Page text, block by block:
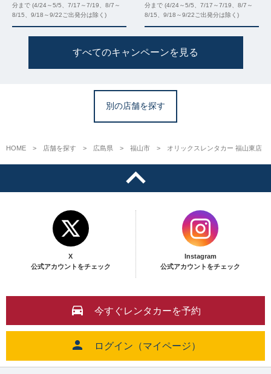
分まで (4/24～5/5、7/17～7/19、8/7～
8/15、9/18～9/22ご出発分は除く)
分まで (4/24～5/5、7/17～7/19、8/7～
8/15、9/18～9/22ご出発分は除く)
すべてのキャンペーンを見る
別の店舗を探す
HOME 店舗を探す 広島県 福山市 オリックスレンタカー 福山東店
X
公式アカウントをチェック
Instagram
公式アカウントをチェック
今すぐレンタカーを予約
ログイン（マイページ）